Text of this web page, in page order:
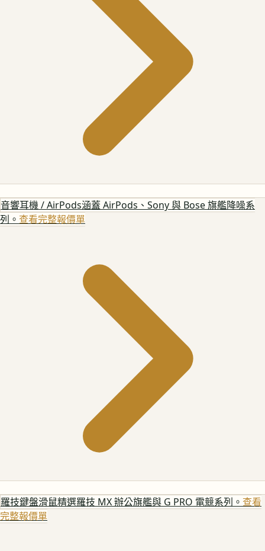
音響耳機 / AirPods涵蓋 AirPods、Sony 與 Bose 旗艦降噪系
列。 查看完整報價單
羅技鍵盤滑鼠精選羅技 MX 辦公旗艦與 G PRO 電競系列。 查看
完整報價單